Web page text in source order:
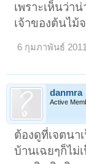
เพราะเห็นว่า
เจ้าของต้นไม้
6 กุมภาพันธ์
danmra
Active
ต้องดูที่เจตน
บ้านเฉยๆก็ไม่